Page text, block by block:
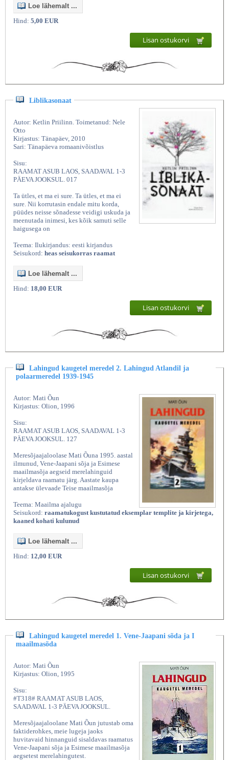
Loe lähemalt ...
Hind: 5,00 EUR
Lisan ostukorvi
Liblikasonaat
Autor: Ketlin Priilinn. Toimetanud: Nele
Otto
Kirjastus: Tänapäev, 2010
Sari: Tänapäeva romaanivõistlus
Sisu:
RAAMAT ASUB LAOS, SAADAVAL 1-3
PÄEVA JOOKSUL. 017
Ta ütles, et ma ei sure. Ta ütles, et ma ei
sure. Nii korrutasin endale mitu korda,
püüdes neisse sõnadesse veidigi uskuda ja
meenutada inimesi, kes kõik samuti selle
haigusega on
Teema: Ilukirjandus: eesti kirjandus
Seisukord: heas seisukorras raamat
Loe lähemalt ...
Hind: 18,00 EUR
Lisan ostukorvi
Lahingud kaugetel meredel 2. Lahingud Atlandil ja
polaarmeredel 1939-1945
Autor: Mati Õun
Kirjastus: Olion, 1996
Sisu:
RAAMAT ASUB LAOS, SAADAVAL 1-3
PÄEVA JOOKSUL. 127
Meresõjaajaloolase Mati Õuna 1995. aastal
ilmunud, Vene-Jaapani sõja ja Esimese
maailmasõja aegseid merelahinguid
kirjeldava raamatu järg. Aastate kaupa
antakse ülevaade Teise maailmasõja
Teema: Maailma ajalugu
Seisukord: raamatukogust kustutatud eksemplar templite ja kirjetega,
kaaned kohati kulunud
Loe lähemalt ...
Hind: 12,00 EUR
Lisan ostukorvi
Lahingud kaugetel meredel 1. Vene-Jaapani sõda ja I
maailmasõda
Autor: Mati Õun
Kirjastus: Olion, 1995
Sisu:
#T318# RAAMAT ASUB LAOS,
SAADAVAL 1-3 PÄEVA JOOKSUL.
Meresõjaajaloolane Mati Õun jutustab oma
faktiderohkes, meie lugeja jaoks
huvitavaid hinnanguid sisaldavas raamatus
Vene-Jaapani sõja ja Esimese maailmasõja
aegsetest merelahingutest.